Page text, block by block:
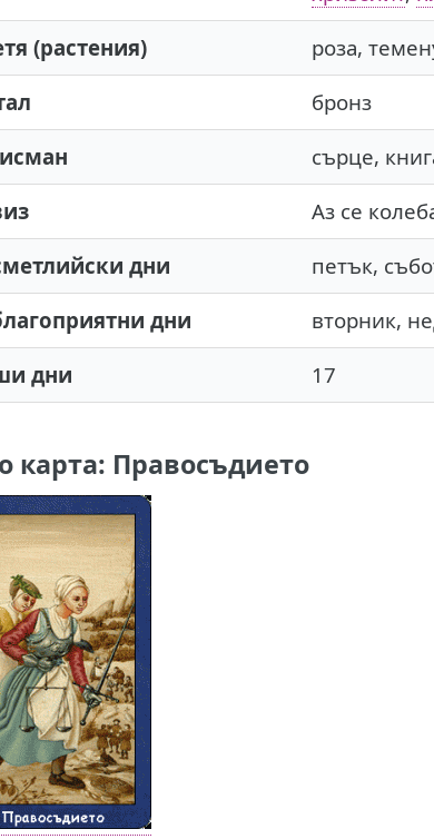
(растения)
роза,
бронз
сърце,
Аз се
дни
петък,
дни
вторник,
дни
17
карта: Правосъдието